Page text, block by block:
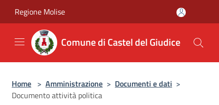
Regione Molise
Comune di Castel del Giudice
Home > Amministrazione > Documenti e dati >
Documento attività politica